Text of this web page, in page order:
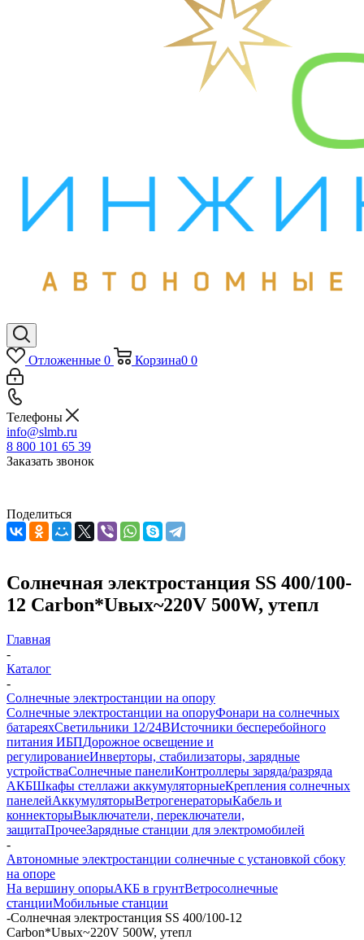
Отложенные 0 Корзина0 0
Телефоны
info@slmb.ru
8 800 101 65 39
Заказать звонок
Поделиться
Солнечная электростанция SS 400/100-
12 Carbon*Uвых~220V 500W, утепл
Главная
-
Каталог
-
Солнечные электростанции на опору
Солнечные электростанции на опоруФонари на солнечных
батареяхСветильники 12/24ВИсточники бесперебойного
питания ИБПДорожное освещение и
регулированиеИнверторы, стабилизаторы, зарядные
устройстваСолнечные панелиКонтроллеры заряда/разряда
АКБШкафы стеллажи аккумуляторныеКрепления солнечных
панелейАккумуляторыВетрогенераторыКабель и
коннекторыВыключатели, переключатели,
защитаПрочееЗарядные станции для электромобилей
-
Автономные электростанции солнечные с установкой сбоку
на опоре
На вершину опорыАКБ в грунтВетросолнечные
станцииМобильные станции
-Солнечная электростанция SS 400/100-12
Carbon*Uвых~220V 500W, утепл